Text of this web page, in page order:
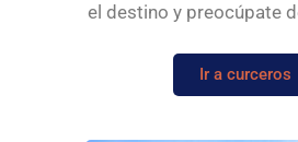
el destino y preocúpate
Ir a curceros